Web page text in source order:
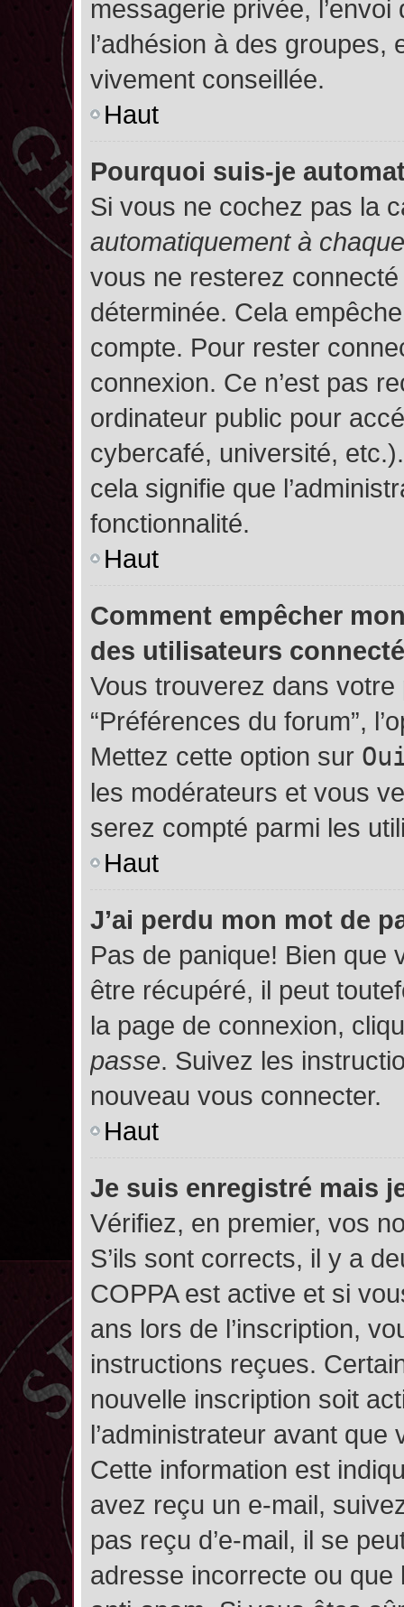
messagerie privée,
l’adhésion à des groupes,
vivement conseillée.
Haut
Pourquoi suis-je
Si vous ne cochez pas la
automatiquement à
vous ne resterez
déterminée. Cela
compte. Pour rester
connexion. Ce n’est pas
ordinateur public pour
cybercafé, université,
cela signifie que
fonctionnalité.
Haut
Comment empêcher
des utilisateurs
Vous trouverez dans votre
“Préférences du forum”,
Mettez cette option sur
les modérateurs et vous
serez compté parmi les
Haut
J’ai perdu mon mot de
Pas de panique! Bien que
être récupéré, il peut
la page de connexion,
passe. Suivez les
nouveau vous connecter.
Haut
Je suis enregistré mais
Vérifiez, en premier, vos
S’ils sont corrects, il y a
COPPA est active et si
ans lors de l’inscription,
instructions reçues.
nouvelle inscription soit
l’administrateur avant
Cette information est
avez reçu un e-mail,
pas reçu d’e-mail, il se
adresse incorrecte ou que